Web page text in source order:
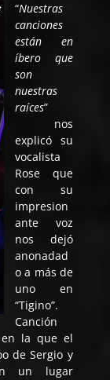
“Nuestras
canciones
están en
íbero que
son
nuestras
raíces”
nos
explicó su
vocalista
Rose que
con su
impresion
ante voz
nos dejó
anonadad
o a más de
uno en
“Tigino”.
Canción
la que el
de Sergio y
un lugar